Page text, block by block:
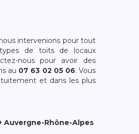
intervenions pour tout
de toits de locaux
nous pour avoir des
au 07 63 02 05 06. Vous
et dans les plus
Auvergne-Rhône-Alpes